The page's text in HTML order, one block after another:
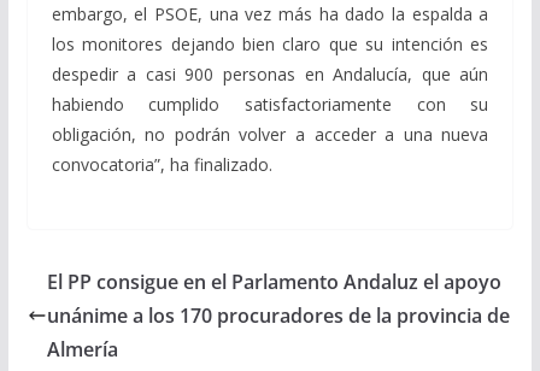
embargo, el PSOE, una vez más ha dado la espalda a
los monitores dejando bien claro que su intención es
despedir a casi 900 personas en Andalucía, que aún
habiendo cumplido satisfactoriamente con su
obligación, no podrán volver a acceder a una nueva
convocatoria”, ha finalizado.
El PP consigue en el Parlamento Andaluz el apoyo
unánime a los 170 procuradores de la provincia de
Almería